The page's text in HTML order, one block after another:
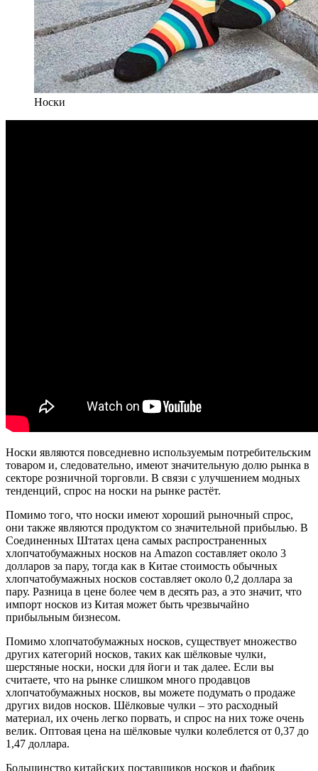
Носки
Носки являются повседневно используемым потребительским
товаром и, следовательно, имеют значительную долю рынка в
секторе розничной торговли. В связи с улучшением модных
тенденций, спрос на носки на рынке растёт.
Помимо того, что носки имеют хороший рыночный спрос,
они также являются продуктом со значительной прибылью. В
Соединенных Штатах цена самых распространенных
хлопчатобумажных носков на Amazon составляет около 3
долларов за пару, тогда как в Китае стоимость обычных
хлопчатобумажных носков составляет около 0,2 доллара за
пару. Разница в цене более чем в десять раз, а это значит, что
импорт носков из Китая может быть чрезвычайно
прибыльным бизнесом.
Помимо хлопчатобумажных носков, существует множество
других категорий носков, таких как шёлковые чулки,
шерстяные носки, носки для йоги и так далее. Если вы
считаете, что на рынке слишком много продавцов
хлопчатобумажных носков, вы можете подумать о продаже
других видов носков. Шёлковые чулки – это расходный
материал, их очень легко порвать, и спрос на них тоже очень
велик. Оптовая цена на шёлковые чулки колеблется от 0,37 до
1,47 доллара.
Большинство китайских поставщиков носков и фабрик